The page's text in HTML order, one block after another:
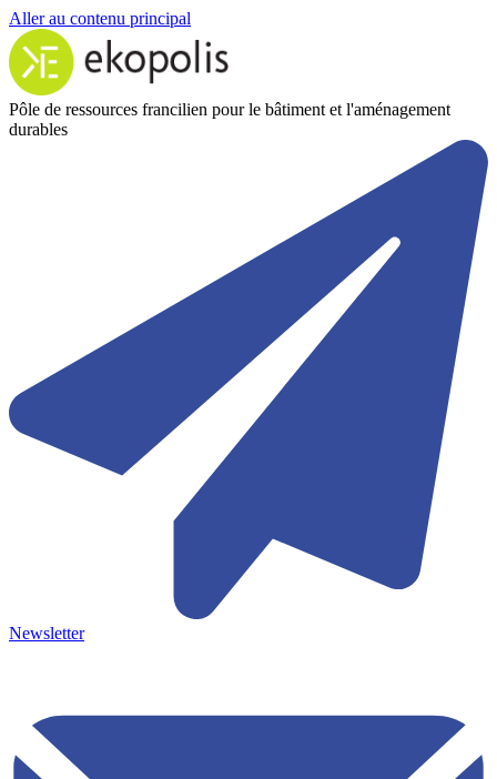
Aller au contenu principal
Pôle de ressources francilien pour le bâtiment et l'aménagement
durables
Newsletter